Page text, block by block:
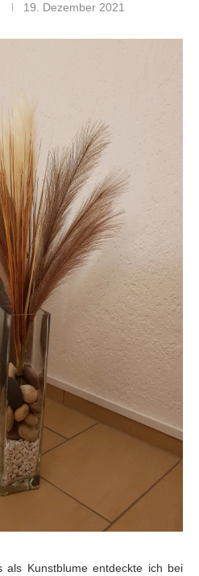
19. Dezember 2021
als Kunstblume entdeckte ich bei